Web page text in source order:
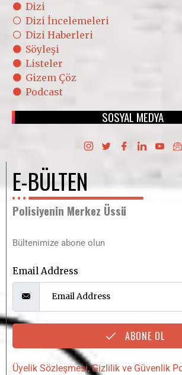
Dizi
Dizi İncelemeleri
Dizi Haberleri
Söyleşi
Listeler
Gizem Çöz
Podcast
SOSYAL MEDYA
E-BÜLTEN
Polisiyenin Merkez Üssü
Bültenimize abone olun
Email Address
ABONE OL
Üyelik Sözleşmesi,Gizlilik ve Güvenlik